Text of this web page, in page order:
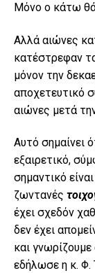
Μόνο ο κάτω
Αλλά αιώνες
κατέστρεφαν
μόνον την
αποχετευτικό
αιώνες μετά
Αυτό σημαίνει
εξαιρετικό,
σημαντικό
ζωντανές
έχει σχεδόν
δεν έχει
και
εδήλωσε η κ. Φ.